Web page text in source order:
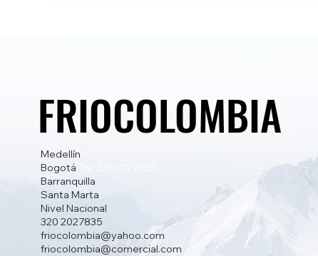
FRIOCOLOMBIA
FRIOCOLOMBIA
Medellín
Bogotá
Barranquilla
Santa Marta
Nivel Nacional
320 2027835
friocolombia@yahoo.com
friocolombia@comercial.com